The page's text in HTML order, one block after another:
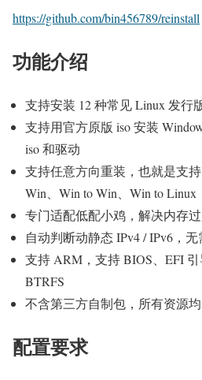
https://github.com/bin456789/reinstall
功能介绍
支持安装 12 种常见 Linux 发行
支持用官方原版 iso 安装
iso 和驱动
支持任意方向重装，也就是支
Win、Win to Win、Win to Linux
专门适配低配小鸡，解决内存
自动判断动静态 IPv4 / IPv6，
支持 ARM，支持 BIOS、EFI 引
BTRFS
不含第三方自制包，所有资源
配置要求